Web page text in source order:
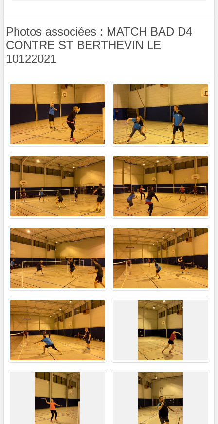
Photos associées : MATCH BAD D4
CONTRE ST BERTHEVIN LE
10122021